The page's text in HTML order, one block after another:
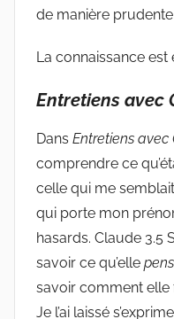
de manière
La connaissance est
Entretiens avec
Dans Entretiens avec
comprendre ce
celle qui me
qui porte mon
hasards. Claude 3.5
savoir ce qu’elle
savoir comment elle
Je l’ai laissé